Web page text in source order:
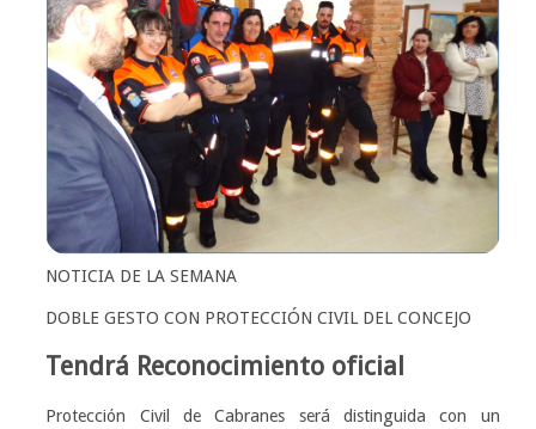
NOTICIA DE LA SEMANA
DOBLE GESTO CON PROTECCIÓN CIVIL DEL CONCEJO
Tendrá Reconocimiento oficial
Protección Civil de Cabranes será distinguida con un